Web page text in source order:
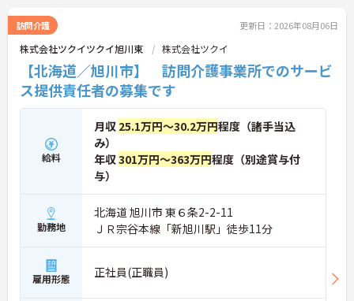
らのびのびと働ける風通しの良い職場です。階層別
研修や資格取得支援制度が整っているため有資格者
の方がこれまでのご経験を活かしながら将来の管理
職やスペシャリストへと着実にキャリアアップを目
指せるやりがいのある環境です。
★おすすめPOINT★
【ワークライフバランスの充実】
・夜勤なしの日勤のみで年間休日119日を確保 ・リ
フレッシュ休暇やこども休暇など特別休暇が充実
・産休育休や産後パパ育休制度など子育て支援体制
【安心の高待遇と福利厚生】
・処遇改善手当を毎月および半期末手当として全額
還元 ・配偶者1万円や満18歳未満の子5千円の手厚
い扶養手当を支給
・結婚・出生・入学のお祝い金やヘルスチェック補
助など独自の福利厚生制度を用意
【資格を活かせるキャリアアップ環境】
訪問介護 更新日：2026年08月06日
株式会社ツクイツクイ旭川東 株式会社ツクイ
【北海道／旭川市】 訪問介護事業所でのサービ
ス提供責任者の募集です
給料
月収 25.1万円～30.2万円程度（諸手当込
み）
年収301万円～363万円程度（別途賞与付
与）
勤務地
北海道 旭川市 東６条2-2-11
ＪＲ宗谷本線「新旭川駅」徒歩11分
雇用形態 正社員(正職員)